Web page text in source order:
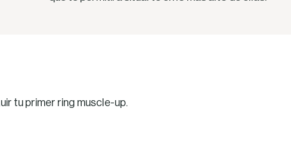
tu primer ring muscle-up.